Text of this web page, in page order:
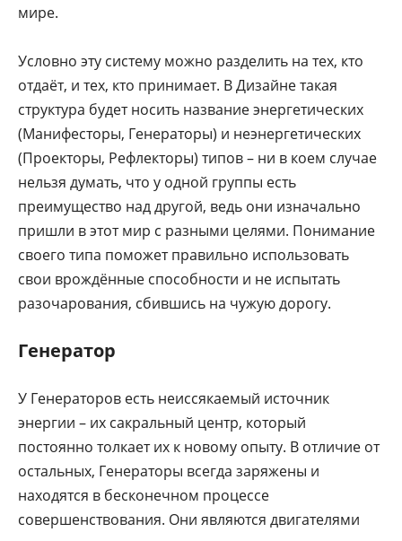
мире.
Условно эту систему можно разделить на тех, кто
отдаёт, и тех, кто принимает. В Дизайне такая
структура будет носить название энергетических
(Манифесторы, Генераторы) и неэнергетических
(Проекторы, Рефлекторы) типов – ни в коем случае
нельзя думать, что у одной группы есть
преимущество над другой, ведь они изначально
пришли в этот мир с разными целями. Понимание
своего типа поможет правильно использовать
свои врождённые способности и не испытать
разочарования, сбившись на чужую дорогу.
Генератор
У Генераторов есть неиссякаемый источник
энергии – их сакральный центр, который
постоянно толкает их к новому опыту. В отличие от
остальных, Генераторы всегда заряжены и
находятся в бесконечном процессе
совершенствования. Они являются двигателями